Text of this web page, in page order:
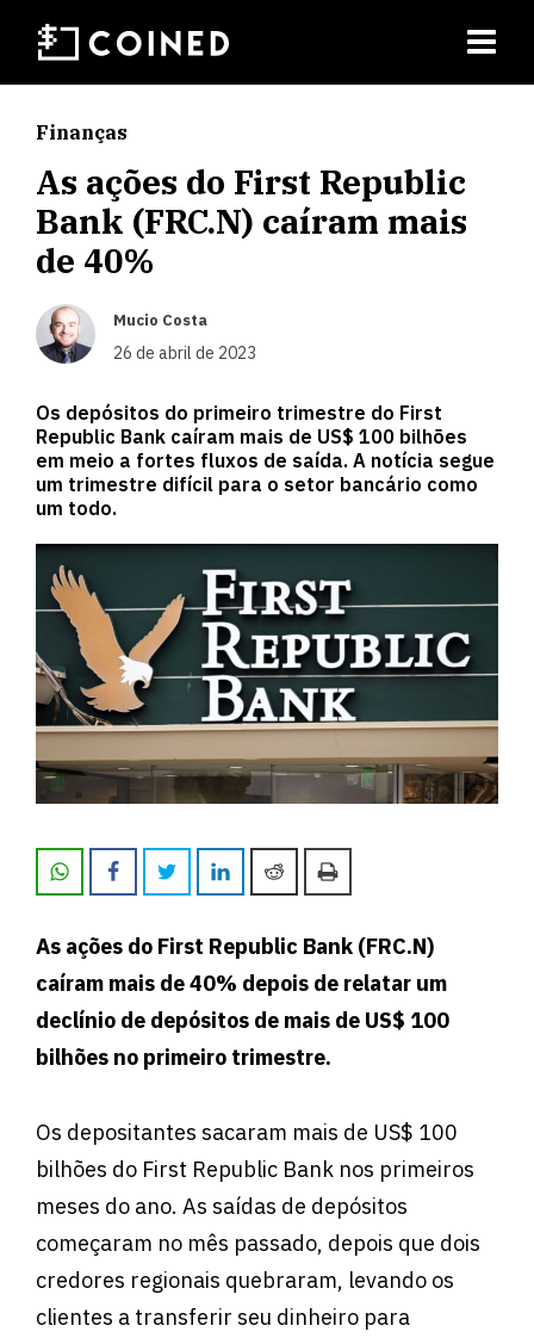
Finanças
As ações do First Republic
Bank (FRC.N) caíram mais
de 40%
Mucio Costa
26 de abril de 2023
Os depósitos do primeiro trimestre do First
Republic Bank caíram mais de US$ 100 bilhões
em meio a fortes fluxos de saída. A notícia segue
um trimestre difícil para o setor bancário como
um todo.
As ações do First Republic Bank (FRC.N)
caíram mais de 40% depois de relatar um
declínio de depósitos de mais de US$ 100
bilhões no primeiro trimestre.
Os depositantes sacaram mais de US$ 100
bilhões do First Republic Bank nos primeiros
meses do ano. As saídas de depósitos
começaram no mês passado, depois que dois
credores regionais quebraram, levando os
clientes a transferir seu dinheiro para